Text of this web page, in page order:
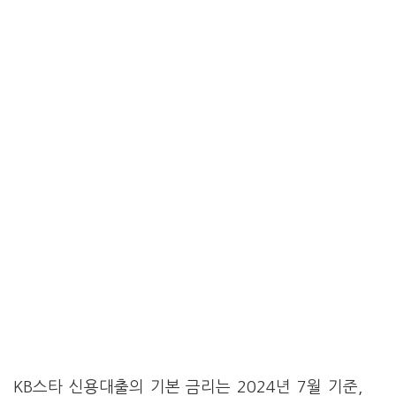
KB스타 신용대출의 기본 금리는 2024년 7월 기준,